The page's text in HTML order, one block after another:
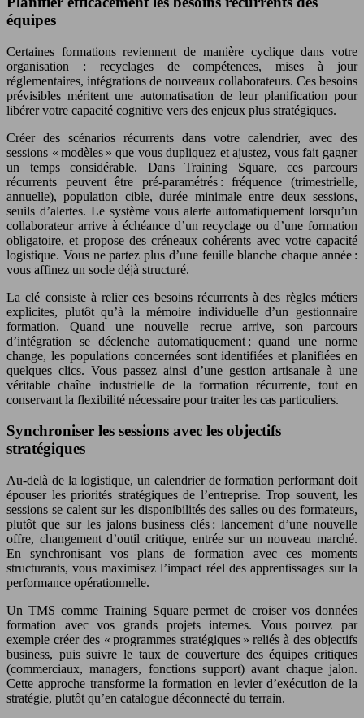
équipes
Certaines formations reviennent de manière cyclique dans votre
organisation : recyclages de compétences, mises à jour
réglementaires, intégrations de nouveaux collaborateurs. Ces besoins
prévisibles méritent une automatisation de leur planification pour
libérer votre capacité cognitive vers des enjeux plus stratégiques.
Créer des scénarios récurrents dans votre calendrier, avec des
sessions « modèles » que vous dupliquez et ajustez, vous fait gagner
un temps considérable. Dans Training Square, ces parcours
récurrents peuvent être pré-paramétrés : fréquence (trimestrielle,
annuelle), population cible, durée minimale entre deux sessions,
seuils d’alertes. Le système vous alerte automatiquement lorsqu’un
collaborateur arrive à échéance d’un recyclage ou d’une formation
obligatoire, et propose des créneaux cohérents avec votre capacité
logistique. Vous ne partez plus d’une feuille blanche chaque année :
vous affinez un socle déjà structuré.
La clé consiste à relier ces besoins récurrents à des règles métiers
explicites, plutôt qu’à la mémoire individuelle d’un gestionnaire
formation. Quand une nouvelle recrue arrive, son parcours
d’intégration se déclenche automatiquement ; quand une norme
change, les populations concernées sont identifiées et planifiées en
quelques clics. Vous passez ainsi d’une gestion artisanale à une
véritable chaîne industrielle de la formation récurrente, tout en
conservant la flexibilité nécessaire pour traiter les cas particuliers.
Synchroniser les sessions avec les objectifs
stratégiques
Au-delà de la logistique, un calendrier de formation performant doit
épouser les priorités stratégiques de l’entreprise. Trop souvent, les
sessions se calent sur les disponibilités des salles ou des formateurs,
plutôt que sur les jalons business clés : lancement d’une nouvelle
offre, changement d’outil critique, entrée sur un nouveau marché.
En synchronisant vos plans de formation avec ces moments
structurants, vous maximisez l’impact réel des apprentissages sur la
performance opérationnelle.
Un TMS comme Training Square permet de croiser vos données
formation avec vos grands projets internes. Vous pouvez par
exemple créer des « programmes stratégiques » reliés à des objectifs
business, puis suivre le taux de couverture des équipes critiques
(commerciaux, managers, fonctions support) avant chaque jalon.
Cette approche transforme la formation en levier d’exécution de la
stratégie, plutôt qu’en catalogue déconnecté du terrain.